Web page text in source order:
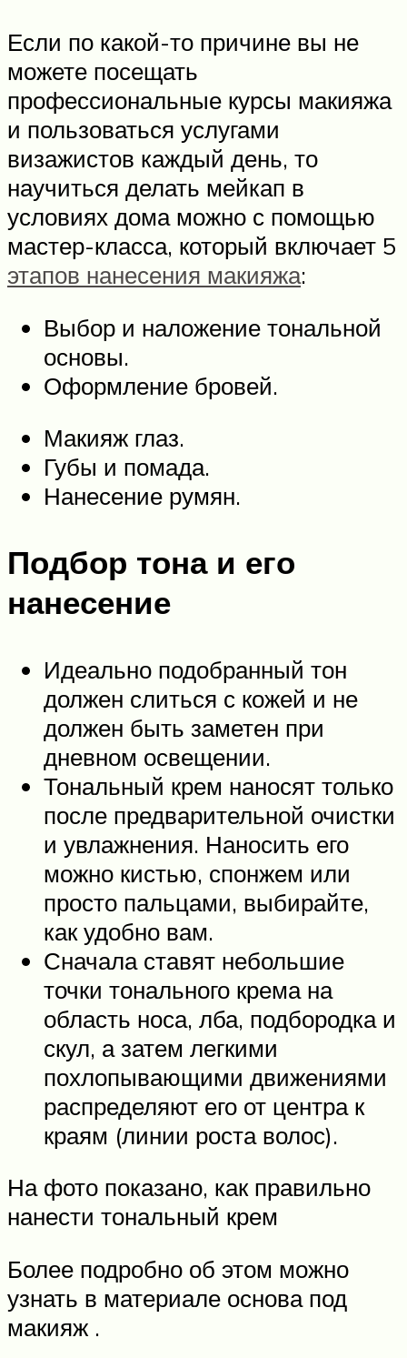
Если по какой-то причине вы не
можете посещать
профессиональные курсы макияжа
и пользоваться услугами
визажистов каждый день, то
научиться делать мейкап в
условиях дома можно с помощью
мастер-класса, который включает 5
этапов нанесения макияжа:
Выбор и наложение тональной
основы.
Оформление бровей.
Макияж глаз.
Губы и помада.
Нанесение румян.
Подбор тона и его
нанесение
Идеально подобранный тон
должен слиться с кожей и не
должен быть заметен при
дневном освещении.
Тональный крем наносят только
после предварительной очистки
и увлажнения. Наносить его
можно кистью, спонжем или
просто пальцами, выбирайте,
как удобно вам.
Сначала ставят небольшие
точки тонального крема на
область носа, лба, подбородка и
скул, а затем легкими
похлопывающими движениями
распределяют его от центра к
краям (линии роста волос).
На фото показано, как правильно
нанести тональный крем
Более подробно об этом можно
узнать в материале основа под
макияж .